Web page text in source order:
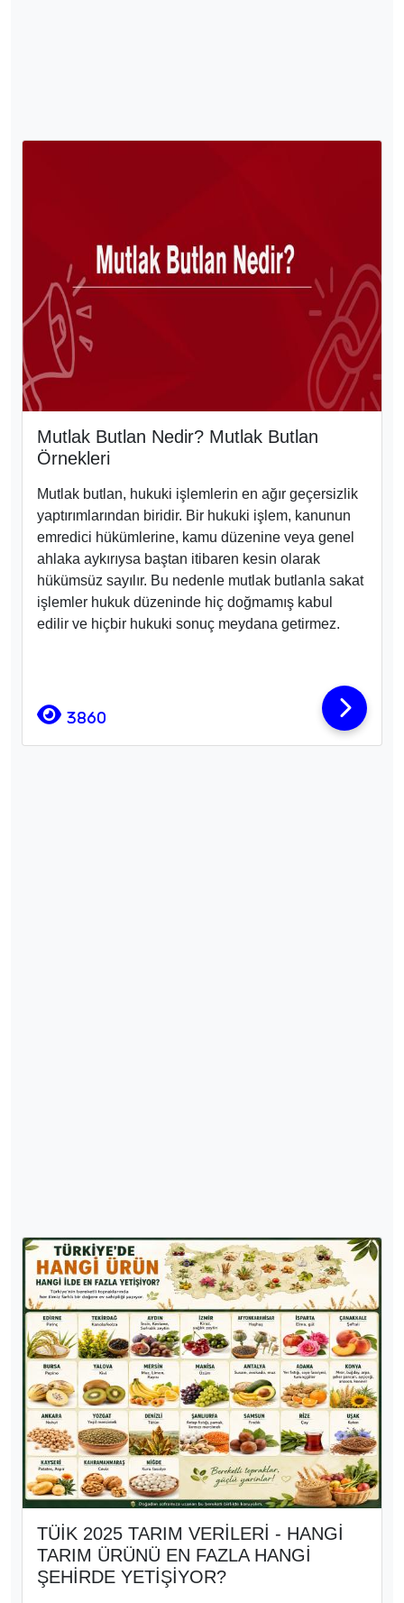
Mutlak Butlan Nedir? Mutlak Butlan
Örnekleri
Mutlak butlan, hukuki işlemlerin en ağır geçersizlik
yaptırımlarından biridir. Bir hukuki işlem, kanunun
emredici hükümlerine, kamu düzenine veya genel
ahlaka aykırıysa baştan itibaren kesin olarak
hükümsüz sayılır. Bu nedenle mutlak butlanla sakat
işlemler hukuk düzeninde hiç doğmamış kabul
edilir ve hiçbir hukuki sonuç meydana getirmez.
3860
TÜİK 2025 TARIM VERİLERİ - HANGİ
TARIM ÜRÜNÜ EN FAZLA HANGİ
ŞEHİRDE YETİŞİYOR?